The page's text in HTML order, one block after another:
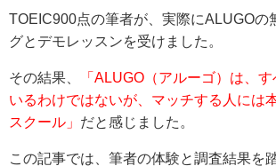
TOEIC900点の筆者が、実際にALUGOの
グとデモレッスンを受けました。
その結果、
「ALUGO（アルーゴ）は、
いるわけではないが、マッチする人には
スクール」 だと感じました。
この記事では、筆者の体験と調査結果を